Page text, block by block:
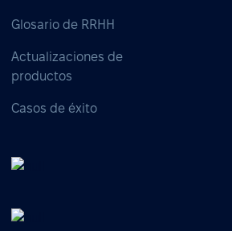
Glosario de RRHH
Actualizaciones de
productos
Casos de éxito